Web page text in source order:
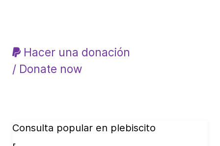
Hacer una donación
/ Donate now
Consulta popular en plebiscito